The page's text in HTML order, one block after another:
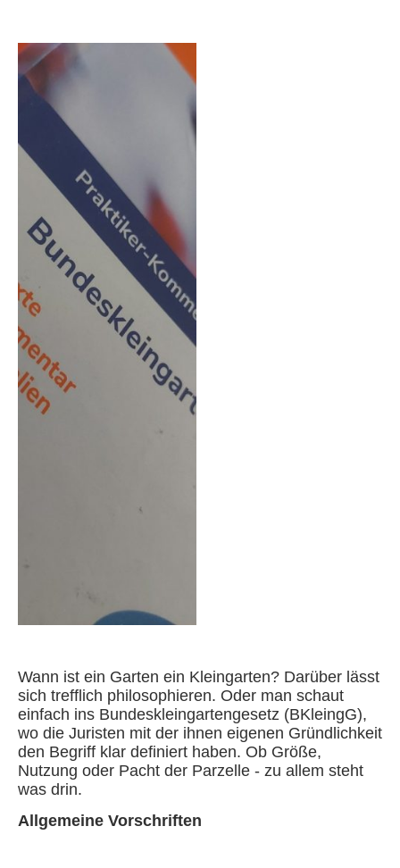
Wann ist ein Garten ein Kleingarten? Darüber lässt
sich trefflich philosophieren. Oder man schaut
einfach ins Bundeskleingartengesetz (BKleingG),
wo die Juristen mit der ihnen eigenen Gründlichkeit
den Begriff klar definiert haben. Ob Größe,
Nutzung oder Pacht der Parzelle - zu allem steht
was drin.
Allgemeine Vorschriften